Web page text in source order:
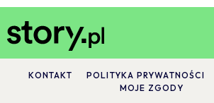
KONTAKT POLITYKA PRYWATNOŚCI
MOJE ZGODY